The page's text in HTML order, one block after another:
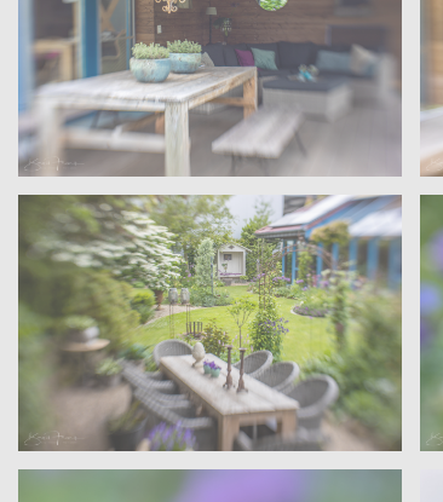
Offene Gärten – Wohngarten
Sanders – Velen
Sanders – Velen